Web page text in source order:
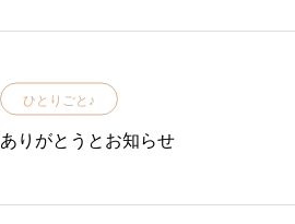
ひとりごと♪
ありがとうとお知らせ